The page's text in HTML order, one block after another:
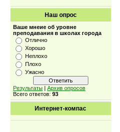
Наш опрос
Ваше мнеие об уровне
преподавания в школах города
Отлично
Хорошо
Неплохо
Плохо
Ужасно
Результаты | Архив опросов
Всего ответов: 93
Интернет-компас